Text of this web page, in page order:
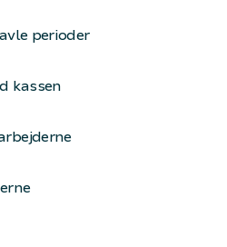
perioder
kassen